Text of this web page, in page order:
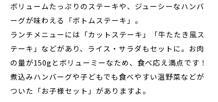
ボリュームたっぷりのステーキや、ジューシーなハンバ
ーグが味わえる「ボトムステーキ」。
ランチメニューには「カットステーキ」「牛たたき風ス
テーキ」などがあり、ライス・サラダもセットに。お肉
の量が150gとボリューミーなため、食べ応え満点です！
煮込みハンバーグや子どもでも食べやすい温野菜などが
ついた「お子様セット」がありますよ。